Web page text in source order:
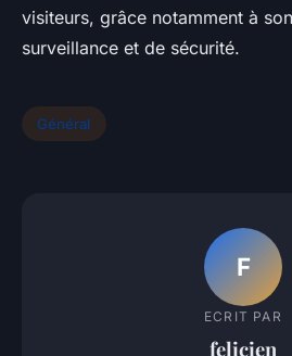
visiteurs, grâce notamment à
surveillance et de sécurité.
Général
F
ECRIT PAR
felicien